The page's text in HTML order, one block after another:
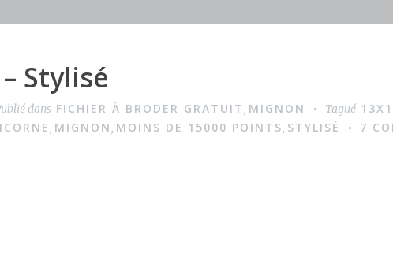
Stylisé
dans FICHIER À BRODER GRATUIT, MIGNON Tagué
, MIGNON, MOINS DE 15000 POINTS, STYLISÉ 7